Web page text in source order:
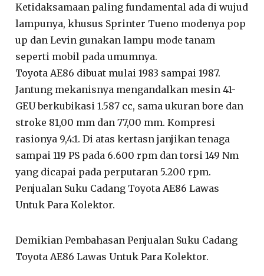
Ketidaksamaan paling fundamental ada di wujud
lampunya, khusus Sprinter Tueno modenya pop
up dan Levin gunakan lampu mode tanam
seperti mobil pada umumnya.
Toyota AE86 dibuat mulai 1983 sampai 1987.
Jantung mekanisnya mengandalkan mesin 41-
GEU berkubikasi 1.587 cc, sama ukuran bore dan
stroke 81,00 mm dan 77,00 mm. Kompresi
rasionya 9,4:1. Di atas kertasn janjikan tenaga
sampai 119 PS pada 6.600 rpm dan torsi 149 Nm
yang dicapai pada perputaran 5.200 rpm.
Penjualan Suku Cadang Toyota AE86 Lawas
Untuk Para Kolektor.
Demikian Pembahasan Penjualan Suku Cadang
Toyota AE86 Lawas Untuk Para Kolektor.